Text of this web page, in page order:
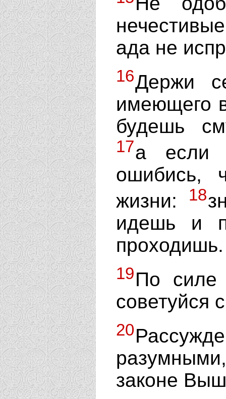
ада не
16Держи
имеющего
будешь
17а если
ошибись,
жизни:
18
идешь и
проходишь.
19По силе
советуйся
20
законе